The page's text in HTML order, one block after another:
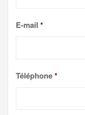
E-mail *
Téléphone*